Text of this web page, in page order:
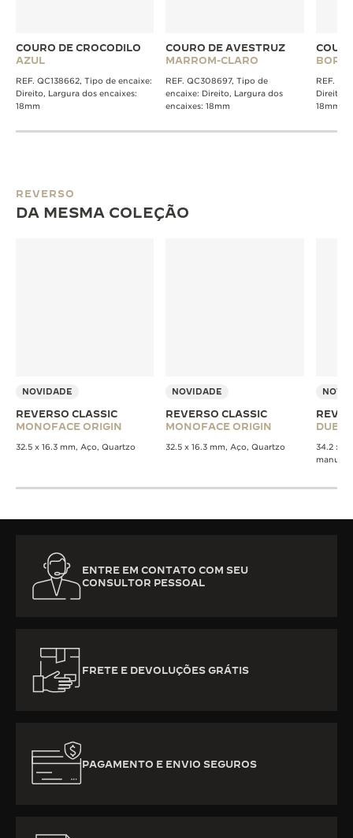
COURO DE CROCODILO
AZUL
REF. QC138662, Tipo de encaixe:
Direito, Largura dos encaixes:
18mm
COURO DE AVESTRUZ
MARROM-CLARO
REF. QC308697, Tipo de
encaixe: Direito, Largura dos
encaixes: 18mm
REF.
Direito,
18mm
REVERSO
DA MESMA COLEÇÃO
NOVIDADE
REVERSO CLASSIC
MONOFACE ORIGIN
32.5 x 16.3 mm, Aço, Quartzo
NOVIDADE
REVERSO CLASSIC
MONOFACE ORIGIN
32.5 x 16.3 mm, Aço, Quartzo
34.2 x
manual
ENTRE EM CONTATO COM SEU
CONSULTOR PESSOAL
FRETE E DEVOLUÇÕES GRÁTIS
PAGAMENTO E ENVIO SEGUROS